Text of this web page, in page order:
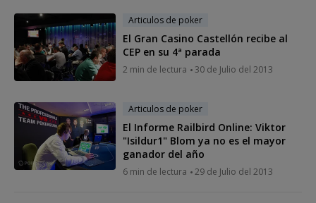
Articulos de poker
El Gran Casino Castellón recibe al
CEP en su 4ª parada
2 min de lectura 30 de Julio del 2013
Articulos de poker
El Informe Railbird Online: Viktor
"Isildur1" Blom ya no es el mayor
ganador del año
6 min de lectura 29 de Julio del 2013